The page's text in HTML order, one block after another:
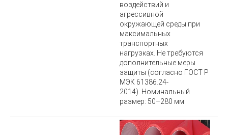
воздействий и
агрессивной
окружающей среды при
максимальных
транспортных
нагрузках. Не требуются
дополнительные меры
защиты (согласно ГОСТ Р
МЭК 61386.24-
2014). Номинальный
размер: 50–280 мм